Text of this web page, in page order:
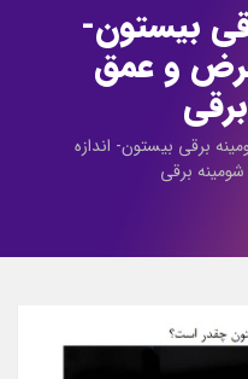
بیستون-
و عمق
برقی بیستون- اندازه
برقی